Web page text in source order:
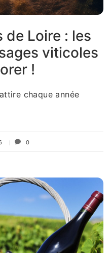
de Loire : les
viticoles
!
chaque année
0